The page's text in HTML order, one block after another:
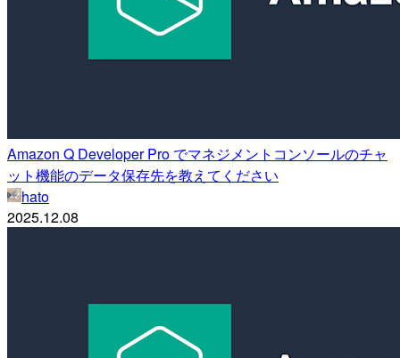
Amazon Q Developer Pro でマネジメントコンソールのチャ
ット機能のデータ保存先を教えてください
hato
2025.12.08